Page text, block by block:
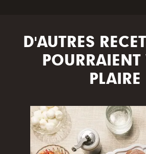
D'AUTRES
POURRAIENT
PLAIRE